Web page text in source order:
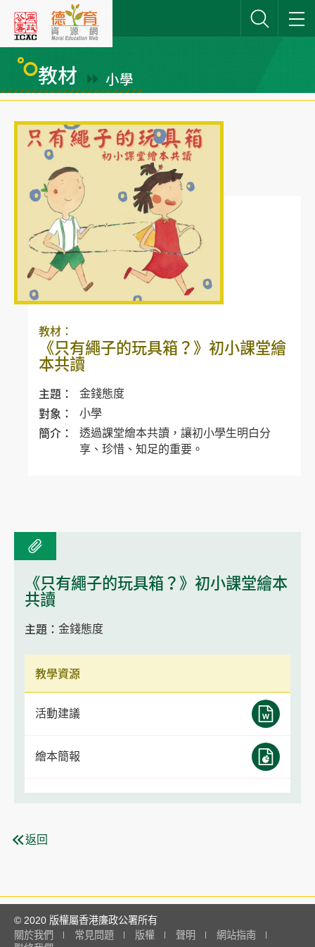
容
網站搜尋
教材 小學
教材：
《只有繩子的玩具箱？》初小課堂繪
本共讀
主題： 金錢態度
對象： 小學
簡介：
透過課堂繪本共讀，讓初小學生明白分
享、珍惜、知足的重要。
《只有繩子的玩具箱？》初小課堂繪本
共讀
主題： 金錢態度
教學資源
活動建議
繪本簡報
返回
© 2020 版權屬香港廉政公署所有
關於我們
常見問題 版權 聲明
網站指南